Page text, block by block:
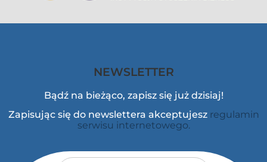
NEWSLETTER
Bądź na bieżąco, zapisz się już dzisiaj!
Zapisując się do newslettera akceptujesz regulamin
serwisu internetowego.